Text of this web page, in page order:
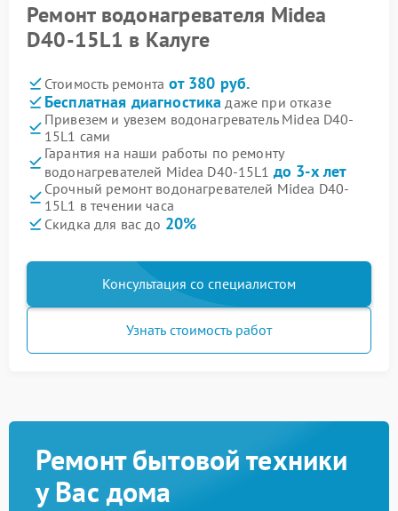
Ремонт водонагревателя Midea
D40-15L1 в Калуге
Стоимость ремонта от 380 руб.
Бесплатная диагностика даже при отказе
Привезем и увезем водонагреватель Midea D40-
15L1 сами
Гарантия на наши работы по ремонту
водонагревателей Midea D40-15L1 до 3-х лет
Срочный ремонт водонагревателей Midea D40-
15L1 в течении часа
Скидка для вас до 20%
Консультация со специалистом
Узнать стоимость работ
Ремонт бытовой техники
у Вас дома